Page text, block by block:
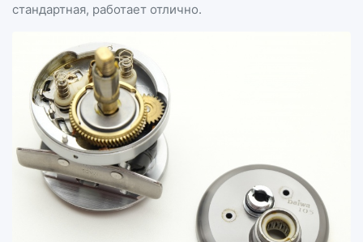
стандартная, работает отлично.